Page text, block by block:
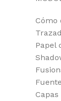
Cómo
Papel